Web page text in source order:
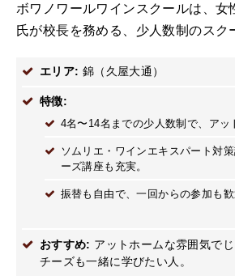
ボワノワールワインスクールは、女
氏が校長を務める、少人数制のスク
エリア: 錦（久屋大通）
特徴:
4名〜14名までの少人数制で、アッ
ソムリエ・ワインエキスパート対
ーズ講座も充実。
振替も自由で、一回からの参加も歓
おすすめ: アットホームな雰囲気で
チーズも一緒に学びたい人。